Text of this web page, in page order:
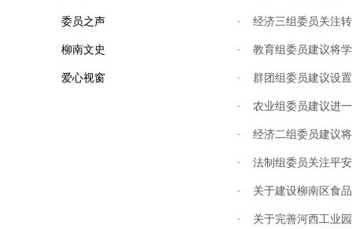
委员之声
柳南文史
爱心视窗
· 经济三组委员关注
· 教育组委员建议将
· 群团组委员建议设
· 农业组委员建议进
· 经济二组委员建议
· 法制组委员关注平
· 关于建设柳南区食
· 关于完善河西工业